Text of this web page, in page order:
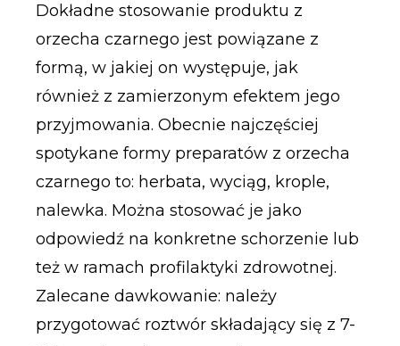
Dokładne stosowanie produktu z
orzecha czarnego jest powiązane z
formą, w jakiej on występuje, jak
również z zamierzonym efektem jego
przyjmowania. Obecnie najczęściej
spotykane formy preparatów z orzecha
czarnego to: herbata, wyciąg, krople,
nalewka. Można stosować je jako
odpowiedź na konkretne schorzenie lub
też w ramach profilaktyki zdrowotnej.
Zalecane dawkowanie: należy
przygotować roztwór składający się z 7-